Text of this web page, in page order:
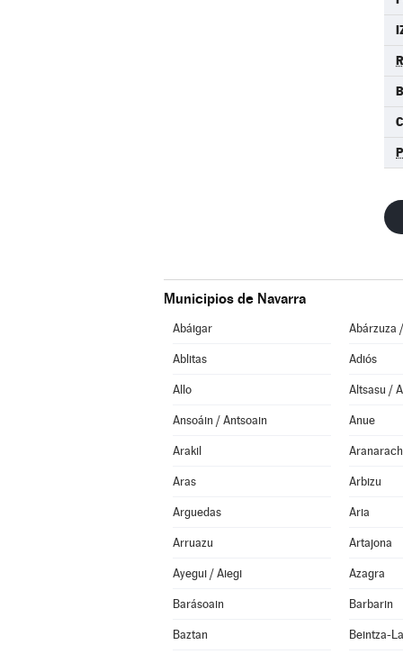
Municipios de Navarra
Abáigar Abárzuza
Ablitas Adiós
Allo Altsasu /
Ansoáin / Antsoain Anue
Arakil
Aras Arbizu
Arguedas Aria
Arruazu Artajona
Ayegui / Aiegi Azagra
Barásoain Barbarin
Baztan Beintza-